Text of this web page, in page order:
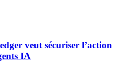
veut sécuriser l’action
IA